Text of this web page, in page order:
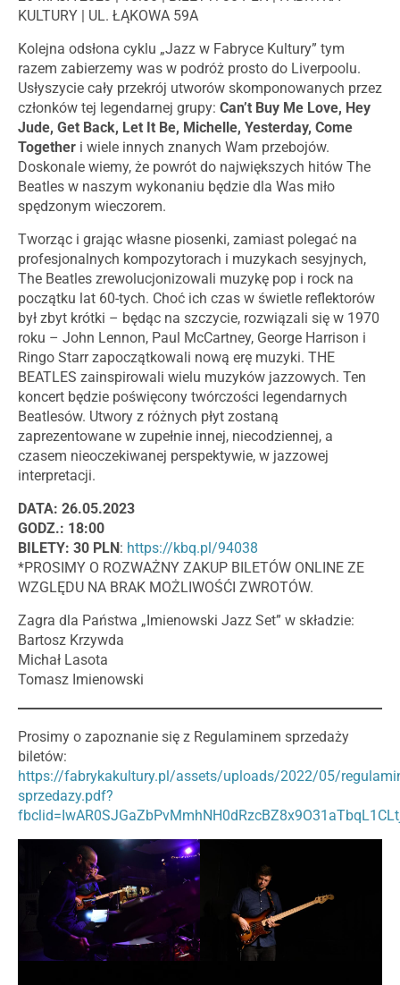
KULTURY | UL. ŁĄKOWA 59A
Kolejna odsłona cyklu „Jazz w Fabryce Kultury” tym
razem zabierzemy was w podróż prosto do Liverpoolu.
Usłyszycie cały przekrój utworów skomponowanych przez
członków tej legendarnej grupy: Can’t Buy Me Love, Hey
Jude, Get Back, Let It Be, Michelle, Yesterday, Come
Together i wiele innych znanych Wam przebojów.
Doskonale wiemy, że powrót do największych hitów The
Beatles w naszym wykonaniu będzie dla Was miło
spędzonym wieczorem.
Tworząc i grając własne piosenki, zamiast polegać na
profesjonalnych kompozytorach i muzykach sesyjnych,
The Beatles zrewolucjonizowali muzykę pop i rock na
początku lat 60-tych. Choć ich czas w świetle reflektorów
był zbyt krótki – będąc na szczycie, rozwiązali się w 1970
roku – John Lennon, Paul McCartney, George Harrison i
Ringo Starr zapoczątkowali nową erę muzyki. THE
BEATLES zainspirowali wielu muzyków jazzowych. Ten
koncert będzie poświęcony twórczości legendarnych
Beatlesów. Utwory z różnych płyt zostaną
zaprezentowane w zupełnie innej, niecodziennej, a
czasem nieoczekiwanej perspektywie, w jazzowej
interpretacji.
DATA: 26.05.2023
GODZ.: 18:00
BILETY: 30 PLN: https://kbq.pl/94038
*PROSIMY O ROZWAŻNY ZAKUP BILETÓW ONLINE ZE
WZGLĘDU NA BRAK MOŻLIWOŚĆI ZWROTÓW.
Zagra dla Państwa „Imienowski Jazz Set” w składzie:
Bartosz Krzywda
Michał Lasota
Tomasz Imienowski
Prosimy o zapoznanie się z Regulaminem sprzedaży
biletów:
https://fabrykakultury.pl/assets/uploads/2022/05/
sprzedazy.pdf?